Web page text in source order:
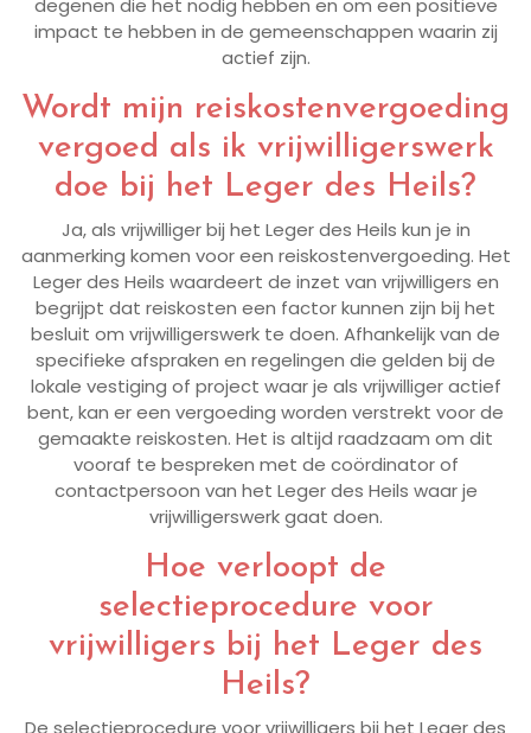
impact te hebben in de gemeenschappen waarin zij
actief zijn.
Wordt mijn reiskostenvergoeding
vergoed als ik vrijwilligerswerk
doe bij het Leger des Heils?
Ja, als vrijwilliger bij het Leger des Heils kun je in
aanmerking komen voor een reiskostenvergoeding. Het
Leger des Heils waardeert de inzet van vrijwilligers en
begrijpt dat reiskosten een factor kunnen zijn bij het
besluit om vrijwilligerswerk te doen. Afhankelijk van de
specifieke afspraken en regelingen die gelden bij de
lokale vestiging of project waar je als vrijwilliger actief
bent, kan er een vergoeding worden verstrekt voor de
gemaakte reiskosten. Het is altijd raadzaam om dit
vooraf te bespreken met de coördinator of
contactpersoon van het Leger des Heils waar je
vrijwilligerswerk gaat doen.
Hoe verloopt de
selectieprocedure voor
vrijwilligers bij het Leger des
Heils?
De selectieprocedure voor vrijwilligers bij het Leger des